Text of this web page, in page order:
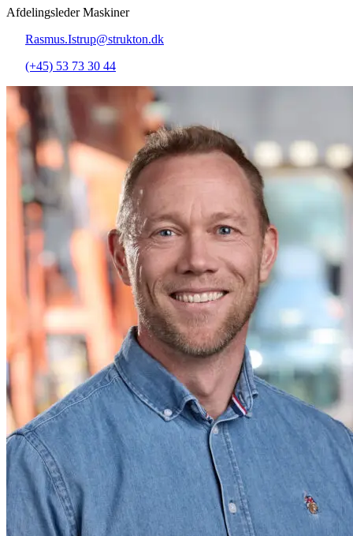
Afdelingsleder Maskiner
Rasmus.Istrup@strukton.dk
(+45) 53 73 30 44